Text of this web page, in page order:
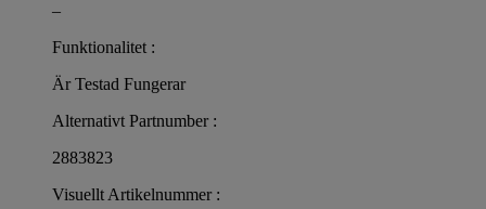
–
Funktionalitet :
Är Testad Fungerar
Alternativt Partnumber :
2883823
Visuellt Artikelnummer :